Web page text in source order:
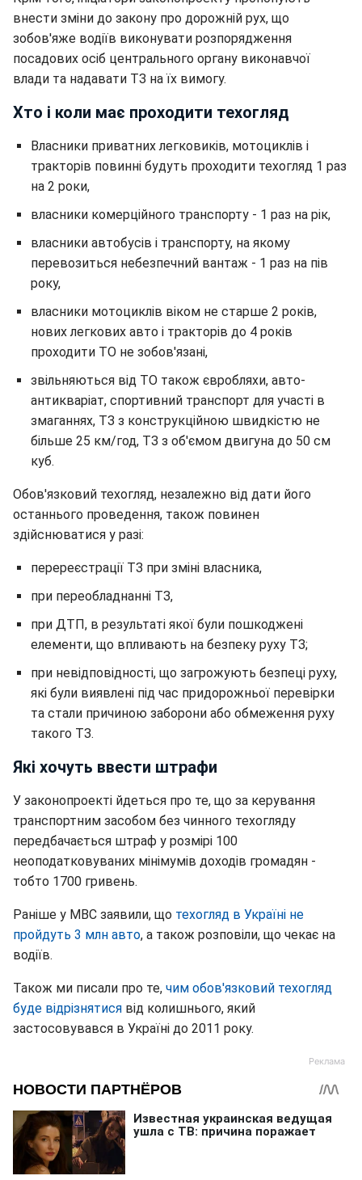
внести зміни до закону про дорожній рух, що
зобов'яже водіїв виконувати розпорядження
посадових осіб центрального органу виконавчої
влади та надавати ТЗ на їх вимогу.
Хто і коли має проходити техогляд
Власники приватних легковиків, мотоциклів і
тракторів повинні будуть проходити техогляд 1 раз
на 2 роки,
власники комерційного транспорту - 1 раз на рік,
власники автобусів і транспорту, на якому
перевозиться небезпечний вантаж - 1 раз на пів
року,
власники мотоциклів віком не старше 2 років,
нових легкових авто і тракторів до 4 років
проходити ТО не зобов'язані,
звільняються від ТО також євробляхи, авто-
антикваріат, спортивний транспорт для участі в
змаганнях, ТЗ з конструкційною швидкістю не
більше 25 км/год, ТЗ з об'ємом двигуна до 50 см
куб.
Обов'язковий техогляд, незалежно від дати його
останнього проведення, також повинен
здійснюватися у разі:
перереєстрації ТЗ при зміні власника,
при переобладнанні ТЗ,
при ДТП, в результаті якої були пошкоджені
елементи, що впливають на безпеку руху ТЗ;
при невідповідності, що загрожують безпеці руху,
які були виявлені під час придорожньої перевірки
та стали причиною заборони або обмеження руху
такого ТЗ.
Які хочуть ввести штрафи
У законопроекті йдеться про те, що за керування
транспортним засобом без чинного техогляду
передбачається штраф у розмірі 100
неоподатковуваних мінімумів доходів громадян -
тобто 1700 гривень.
Раніше у МВС заявили, що техогляд в Україні не
пройдуть 3 млн авто, а також розповіли, що чекає на
водіїв.
Також ми писали про те, чим обов'язковий техогляд
буде відрізнятися від колишнього, який
застосовувався в Україні до 2011 року.